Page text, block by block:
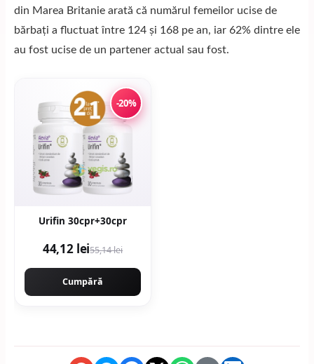
din Marea Britanie arată că numărul femeilor ucise de
bărbați a fluctuat între 124 și 168 pe an, iar 62% dintre ele
au fost ucise de un partener actual sau fost.
-20%
Urifin 30cpr+30cpr
44,12 lei55,14 lei
Cumpără